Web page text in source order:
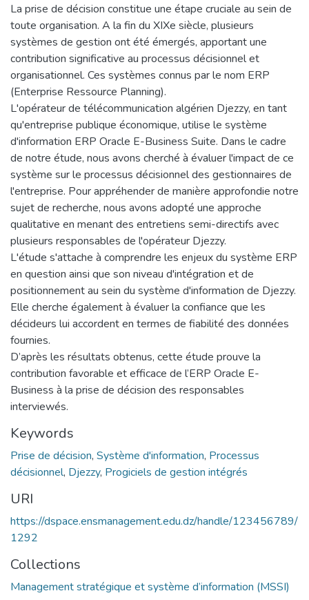
La prise de décision constitue une étape cruciale au sein de
toute organisation. A la fin du XIXe siècle, plusieurs
systèmes de gestion ont été émergés, apportant une
contribution significative au processus décisionnel et
organisationnel. Ces systèmes connus par le nom ERP
(Enterprise Ressource Planning).
L'opérateur de télécommunication algérien Djezzy, en tant
qu'entreprise publique économique, utilise le système
d'information ERP Oracle E-Business Suite. Dans le cadre
de notre étude, nous avons cherché à évaluer l'impact de ce
système sur le processus décisionnel des gestionnaires de
l'entreprise. Pour appréhender de manière approfondie notre
sujet de recherche, nous avons adopté une approche
qualitative en menant des entretiens semi-directifs avec
plusieurs responsables de l'opérateur Djezzy.
L'étude s'attache à comprendre les enjeux du système ERP
en question ainsi que son niveau d'intégration et de
positionnement au sein du système d'information de Djezzy.
Elle cherche également à évaluer la confiance que les
décideurs lui accordent en termes de fiabilité des données
fournies.
D’après les résultats obtenus, cette étude prouve la
contribution favorable et efficace de l’ERP Oracle E-
Business à la prise de décision des responsables
interviewés.
Keywords
Prise de décision, Système d'information, Processus
décisionnel, Djezzy, Progiciels de gestion intégrés
URI
https://dspace.ensmanagement.edu.dz/handle/123456789/
1292
Collections
Management stratégique et système d’information (MSSI)